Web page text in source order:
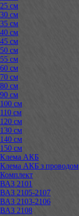
25 см
30 см
35 см
40 см
45 см
50 см
55 см
60 см
70 см
80 см
90 см
100 см
110 см
120 см
130 см
140 см
150 см
Клема АКБ
Клема АКБ з проводом
Комплект
ВАЗ 2101
ВАЗ 2105-2107
ВАЗ 2103-2106
ВАЗ 2108